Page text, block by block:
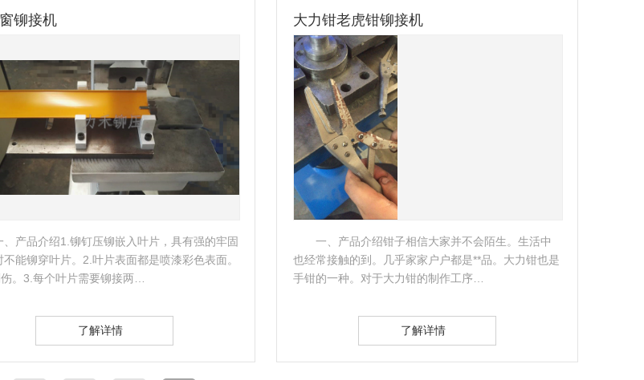
铆接机
、产品介绍1.铆钉压铆嵌入叶片，具有强的牢固
不能铆穿叶片。2.叶片表面都是喷漆彩色表面。
。3.每个叶片需要铆接两…
了解详情
大力钳老虎钳铆接机
一、产品介绍钳子相信大家并不会陌生。生活中
也经常接触的到。几乎家家户户都是**品。大力钳也是
手钳的一种。对于大力钳的制作工序…
了解详情